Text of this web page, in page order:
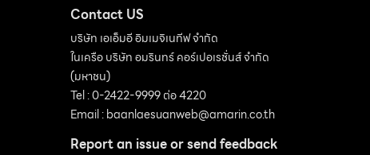
ม่วงอ่อน เกสรเพศผู้ 6 อัน เป็นหมัน 3 อัน สีเหลือง
สด ออกดอกเกือบตลอดปี ดอกดกช่วงปลายฤดู
ฝน อัตราการเจริญเติบโต: เร็ว ดิน: ดินทั่วไป น้ำ:
ปานกลาง-มาก แสงแดด: ตลอดวัน การใช้งานและ
อื่นๆ: ในธรรมชาติมักพบตามทุ่งหญ้า ชายป่า
Contact US
บริษัท เอเอ็มอี อิมเมจิเนทีฟ จำกัด
ในเครือ บริษัท อมรินทร์ คอร์เปอเรชั่นส์ จำกัด
(มหาชน)
Tel : 0-2422-9999 ต่อ 4220
Email :baanlaesuanweb@amarin.co.th
Report an issue or send feedback